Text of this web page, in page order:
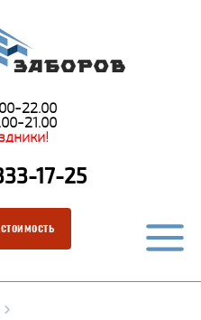
22.00
21.00
17-25